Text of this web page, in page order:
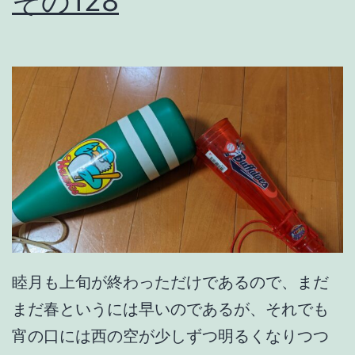
睦月も上旬が終わっただけであるので、まだ
まだ春というには早いのであるが、それでも
宵の口には西の空が少しずつ明るくなりつつ